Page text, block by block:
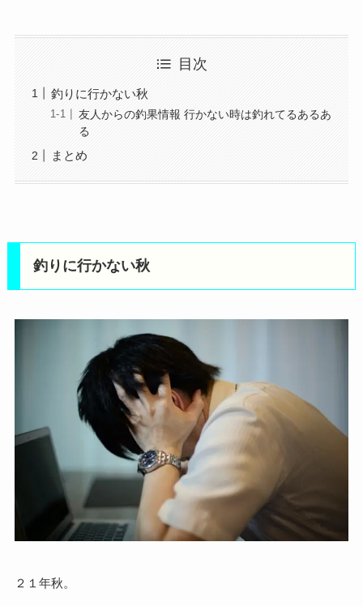
目次
釣りに行かない秋
友人からの釣果情報 行かない時は釣れてるあるあ
る
まとめ
釣りに行かない秋
２１年秋。